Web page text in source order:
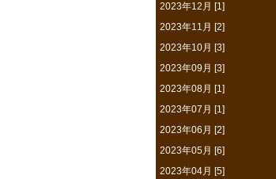
2023年12月 [1]
2023年11月 [2]
2023年10月 [3]
2023年09月 [3]
2023年08月 [1]
2023年07月 [1]
2023年06月 [2]
2023年05月 [6]
2023年04月 [5]